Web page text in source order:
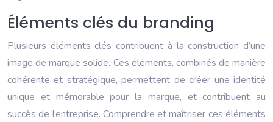
Éléments clés du branding
Plusieurs éléments clés contribuent à la construction d’une
image de marque solide. Ces éléments, combinés de manière
cohérente et stratégique, permettent de créer une identité
unique et mémorable pour la marque, et contribuent au
succès de l’entreprise. Comprendre et maîtriser ces éléments